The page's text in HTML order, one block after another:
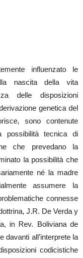
influenzato le
nascita della vita
delle disposizioni
genetica del
sono contenute
possibilità tecnica di
che prevedano la
la possibilità che
né la madre
assumere la
connesse
J.R. De Verda y
in Rev. Boliviana de
davanti all’interprete la
codicistiche